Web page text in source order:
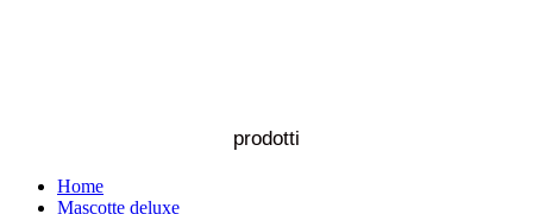
prodotti
Home
Mascotte deluxe